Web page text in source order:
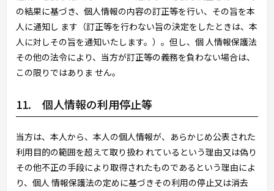
の結果に基づき、個人情報の内容の訂正等を行い、その旨を本
人に通知し ます（訂正等を行わない旨の決定をしたときは、本
人に対しその旨を通知いたします。）。但し、個 人情報保護法
その他の法令により、当方が訂正等の義務を負わない場合は、
この限りではありま せん。
11. 個人情報の利用停止等
当方は、本人から、本人の個人情報が、あらかじめ公表された
利用目的の範囲を超えて取り扱わ れているという理由又は偽り
その他不正の手段により取得されたものであるという理由によ
り、個人 情報保護法の定めに基づきその利用の停止又は消去